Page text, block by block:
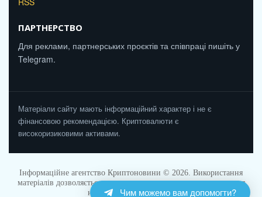
ПАРТНЕРСТВО
Для реклами, партнерських проєктів та співпраці пишіть у
Telegram.
Матеріали сайту мають інформаційний характер і не є
фінансовою рекомендацією. Криптовалюти є
високоризиковими активами.
Інформаційне агентство Криптоновини © 2026. Використання
матеріалів дозволяється за умови прямого активного посилання
на Cryptonovunu.com.ua.
Чим можемо вам допомогти?